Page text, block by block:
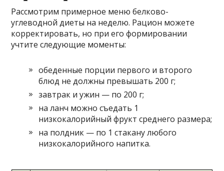
Рассмотрим примерное меню белково-
углеводной диеты на неделю. Рацион можете
корректировать, но при его формировании
учтите следующие моменты:
обеденные порции первого и второго
блюд не должны превышать 200 г;
завтрак и ужин — по 200 г;
на ланч можно съедать 1
низкокалорийный фрукт среднего размера;
на полдник — по 1 стакану любого
низкокалорийного напитка.